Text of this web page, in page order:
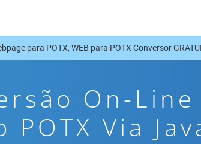
para POTX, WEB para POTX Conversor
On-Line
Via